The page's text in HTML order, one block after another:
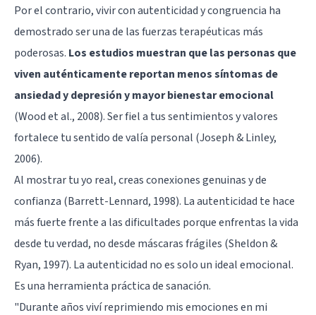
Por el contrario, vivir con autenticidad y congruencia ha
demostrado ser una de las fuerzas terapéuticas más
poderosas. Los estudios muestran que las personas que
viven auténticamente reportan menos síntomas de
ansiedad y depresión y mayor bienestar emocional
(Wood et al., 2008). Ser fiel a tus sentimientos y valores
fortalece tu sentido de valía personal (Joseph & Linley,
2006).
Al mostrar tu yo real, creas conexiones genuinas y de
confianza (Barrett-Lennard, 1998). La autenticidad te hace
más fuerte frente a las dificultades porque enfrentas la vida
desde tu verdad, no desde máscaras frágiles (Sheldon &
Ryan, 1997). La autenticidad no es solo un ideal emocional.
Es una herramienta práctica de sanación.
"Durante años viví reprimiendo mis emociones en mi